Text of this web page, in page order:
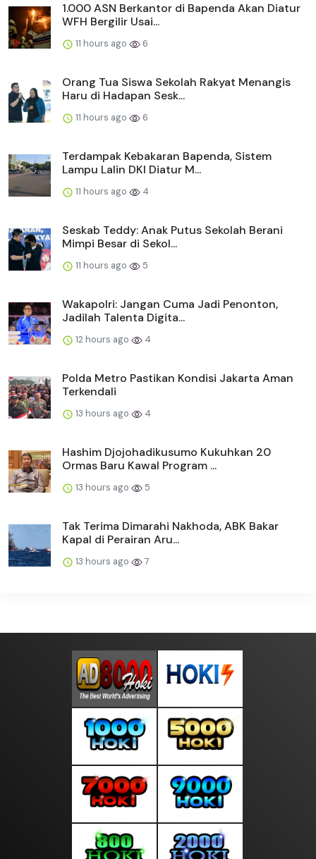
1.000 ASN Berkantor di Bapenda Akan Diatur
WFH Bergilir Usai...
11 hours ago 6
Orang Tua Siswa Sekolah Rakyat Menangis
Haru di Hadapan Sesk...
11 hours ago 6
Terdampak Kebakaran Bapenda, Sistem
Lampu Lalin DKI Diatur M...
11 hours ago 4
Seskab Teddy: Anak Putus Sekolah Berani
Mimpi Besar di Sekol...
11 hours ago 5
Wakapolri: Jangan Cuma Jadi Penonton,
Jadilah Talenta Digita...
12 hours ago 4
Polda Metro Pastikan Kondisi Jakarta Aman
Terkendali
13 hours ago 4
Hashim Djojohadikusumo Kukuhkan 20
Ormas Baru Kawal Program ...
13 hours ago 5
Tak Terima Dimarahi Nakhoda, ABK Bakar
Kapal di Perairan Aru...
13 hours ago 7